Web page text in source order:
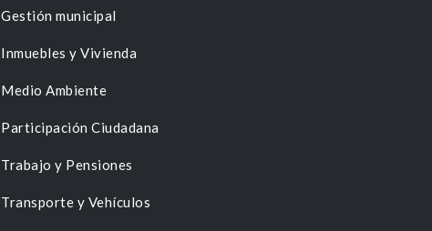
Gestión municipal
Inmuebles y Vivienda
Medio Ambiente
Participación Ciudadana
Trabajo y Pensiones
Transporte y Vehículos